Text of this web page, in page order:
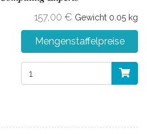
157,00 € Gewicht 0.05 kg
Mengenstaffelpreise